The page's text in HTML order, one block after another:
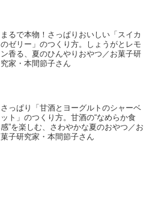
まるで本物！さっぱりおいしい「スイカ
のゼリー」のつくり方。しょうがとレモ
ン香る、夏のひんやりおやつ／お菓子研
究家・本間節子さん
さっぱり「甘酒とヨーグルトのシャーベ
ット」のつくり方。甘酒の“なめらか食
感”を楽しむ、さわやかな夏のおやつ／お
菓子研究家・本間節子さん